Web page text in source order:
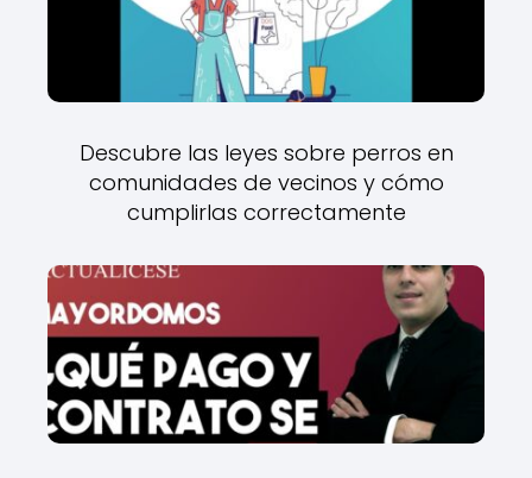
Descubre las leyes sobre perros en
comunidades de vecinos y cómo
cumplirlas correctamente